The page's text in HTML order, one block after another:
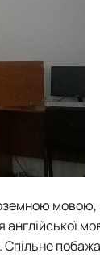
. Спільне